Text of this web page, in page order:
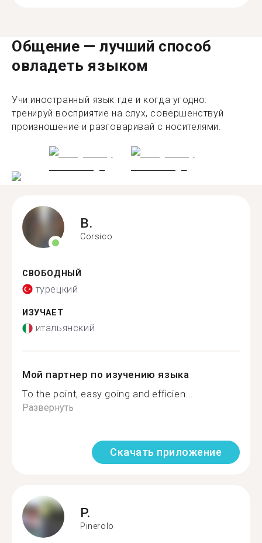
Общение — лучший способ
овладеть языком
Учи иностранный язык где и когда угодно:
тренируй восприятие на слух, совершенствуй
произношение и разговаривай с носителями.
B.
Corsico
СВОБОДНЫЙ
турецкий
ИЗУЧАЕТ
итальянский
Мой партнер по изучению языка
To the point, easy going and efficien...
Развернуть
Скачать приложение
P.
Pinerolo